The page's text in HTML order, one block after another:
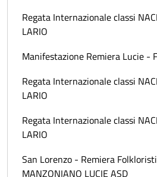
Regata Internazionale classi
LARIO
Manifestazione Remiera Lucie -
Regata Internazionale classi
LARIO
Regata Internazionale classi
LARIO
San Lorenzo - Remiera
MANZONIANO LUCIE ASD